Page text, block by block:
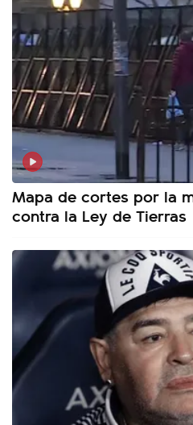
Mapa de cortes por la
contra la Ley de Tierras